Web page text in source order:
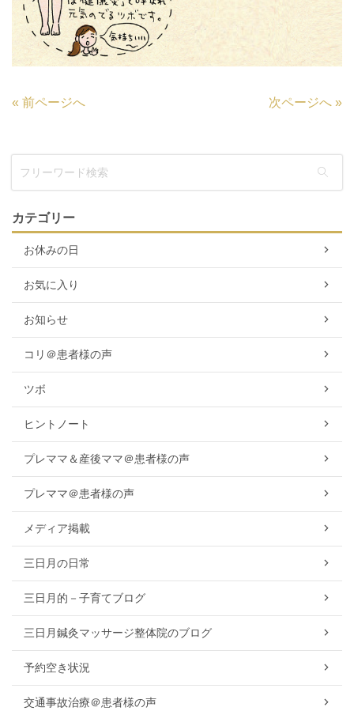
« 前ページへ 次ページへ »
カテゴリー
お休みの日
お気に入り
お知らせ
コリ＠患者様の声
ツボ
ヒントノート
プレママ＆産後ママ＠患者様の声
プレママ＠患者様の声
メディア掲載
三日月の日常
三日月的－子育てブログ
三日月鍼灸マッサージ整体院のブログ
予約空き状況
交通事故治療＠患者様の声